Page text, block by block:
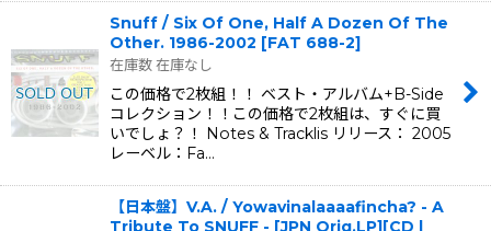
Snuff / Six Of One, Half A Dozen Of The
Other. 1986-2002 [FAT 688-2]
在庫数 在庫なし
この価格で2枚組！！ ベスト・アルバム+B-Side
コレクション！！この価格で2枚組は、すぐに買
いでしょ？！ Notes & Tracklis リリース： 2005
レーベル：Fa…
【日本盤】V.A. / Yowavinalaaaafincha? - A
Tribute To SNUFF - [JPN Orig.LP][CD |